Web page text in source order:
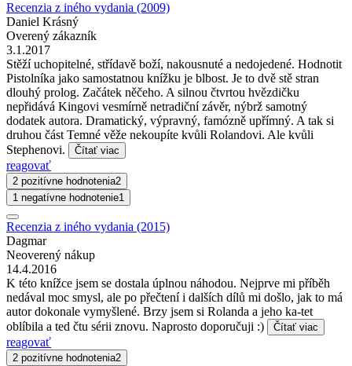
Recenzia z iného vydania (2009)
Daniel Krásný
Overený zákazník
3.1.2017
Stěží uchopitelné, střídavě boží, nakousnuté a nedojedené. Hodnotit
Pistolníka jako samostatnou knížku je blbost. Je to dvě stě stran
dlouhý prolog. Začátek něčeho. A silnou čtvrtou hvězdičku
nepřidává Kingovi vesmírně netradiční závěr, nýbrž samotný
dodatek autora. Dramatický, výpravný, famózně upřímný. A tak si
druhou část Temné věže nekoupíte kvůli Rolandovi. Ale kvůli
Stephenovi.
Čítať viac
reagovať
2 pozitívne hodnotenia2
1 negatívne hodnotenie1
Recenzia z iného vydania (2015)
Dagmar
Neoverený nákup
14.4.2016
K této knížce jsem se dostala úplnou náhodou. Nejprve mi příběh
nedával moc smysl, ale po přečtení i dalších dílů mi došlo, jak to má
autor dokonale vymyšlené. Brzy jsem si Rolanda a jeho ka-tet
oblíbila a ted čtu sérii znovu. Naprosto doporučuji :)
Čítať viac
reagovať
2 pozitívne hodnotenia2